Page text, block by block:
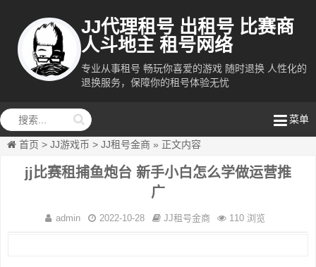
JJ代理租号 出租号 比赛商
人斗地主 租号网络
专业从事租号 畅玩你喜爱的游戏 随时退换 人性化的
退换服务，保障你的租号体验无忧
菜单
首页 > JJ游戏币 > JJ租号金商 » 正文内容
jj比赛租捕鱼炮台 新手小白怎么学做运营推
广
admin 2022-10-28 JJ租号金商 110 浏览